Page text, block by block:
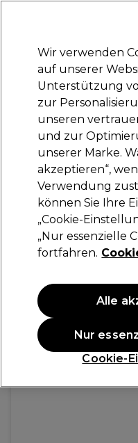
Marken Deals Haare
–
Proxelli
Yeno
107,90 €154,15 €
ANGEBOT
Wir verwenden
auf unserer
Unterstützung
zur
unseren
und zur
unserer Marke.
akzeptieren“,
Verwendung
können Sie Ihre
„Cookie-
„Nur essenzielle
fortfahren.
Cookie-
Nur
Alle